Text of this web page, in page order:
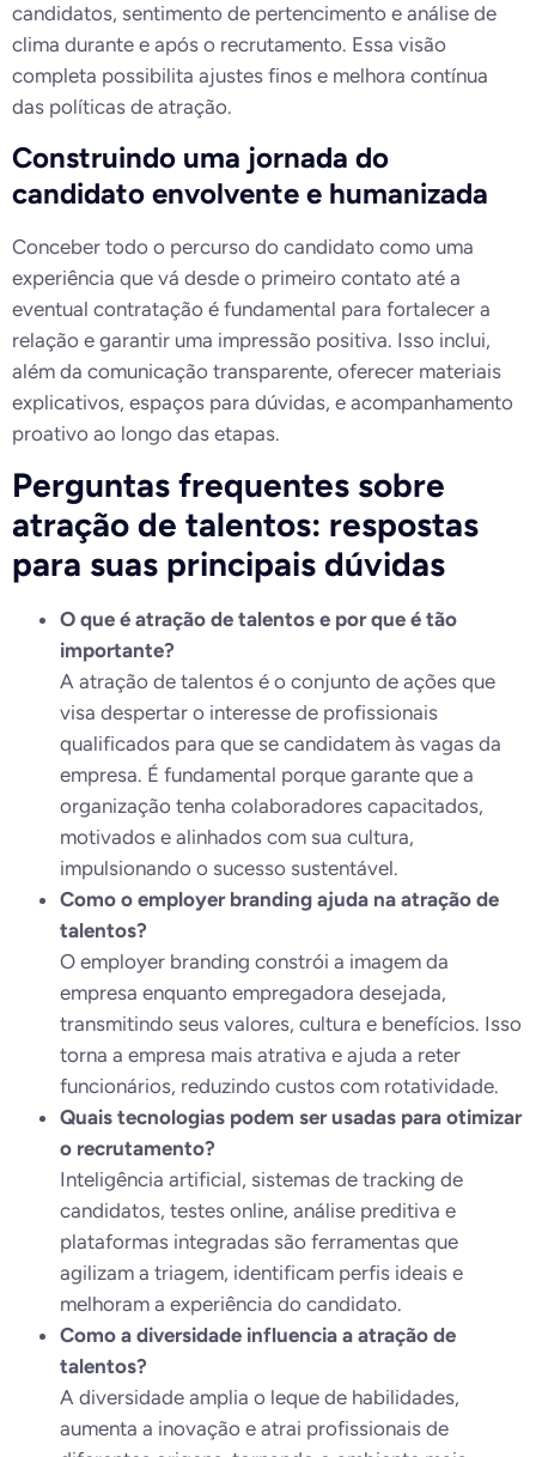
candidatos, sentimento de pertencimento e análise de
clima durante e após o recrutamento. Essa visão
completa possibilita ajustes finos e melhora contínua
das políticas de atração.
Construindo uma jornada do
candidato envolvente e humanizada
Conceber todo o percurso do candidato como uma
experiência que vá desde o primeiro contato até a
eventual contratação é fundamental para fortalecer a
relação e garantir uma impressão positiva. Isso inclui,
além da comunicação transparente, oferecer materiais
explicativos, espaços para dúvidas, e acompanhamento
proativo ao longo das etapas.
Perguntas frequentes sobre
atração de talentos: respostas
para suas principais dúvidas
O que é atração de talentos e por que é tão
importante?
A atração de talentos é o conjunto de ações que
visa despertar o interesse de profissionais
qualificados para que se candidatem às vagas da
empresa. É fundamental porque garante que a
organização tenha colaboradores capacitados,
motivados e alinhados com sua cultura,
impulsionando o sucesso sustentável.
Como o employer branding ajuda na atração de
talentos?
O employer branding constrói a imagem da
empresa enquanto empregadora desejada,
transmitindo seus valores, cultura e benefícios. Isso
torna a empresa mais atrativa e ajuda a reter
funcionários, reduzindo custos com rotatividade.
Quais tecnologias podem ser usadas para otimizar
o recrutamento?
Inteligência artificial, sistemas de tracking de
candidatos, testes online, análise preditiva e
plataformas integradas são ferramentas que
agilizam a triagem, identificam perfis ideais e
melhoram a experiência do candidato.
Como a diversidade influencia a atração de
talentos?
A diversidade amplia o leque de habilidades,
aumenta a inovação e atrai profissionais de